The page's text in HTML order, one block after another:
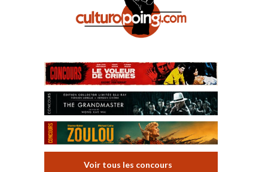
Voir tous les concours